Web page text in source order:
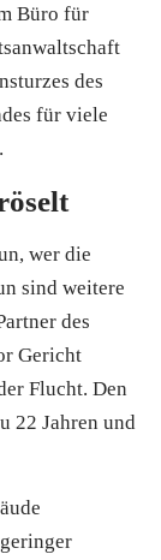
Büro für
des
für viele
wer die
sind weitere
des
Gericht
Flucht. Den
22 Jahren und